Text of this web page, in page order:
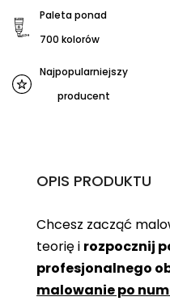
Paleta ponad
700 kolorów
Najpopularniejszy
producent
OPIS PRODUKTU
Chcesz zacząć
teorię i rozpocznij
profesjonalnego
malowanie po